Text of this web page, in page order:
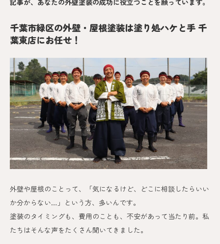
記事が、あなたの外壁塗装の成功に役立つことを願っています。
千葉市緑区の外壁・屋根塗装は塗り処ハケと手 千
葉東店にお任せ！
外壁や屋根のことって、「気になるけど、どこに相談したらいい
か分からない…」という方、多いんです。
塗装のタイミングも、費用のことも、不安があって当たり前。私
たちはそんな声をたくさん聞いてきました。